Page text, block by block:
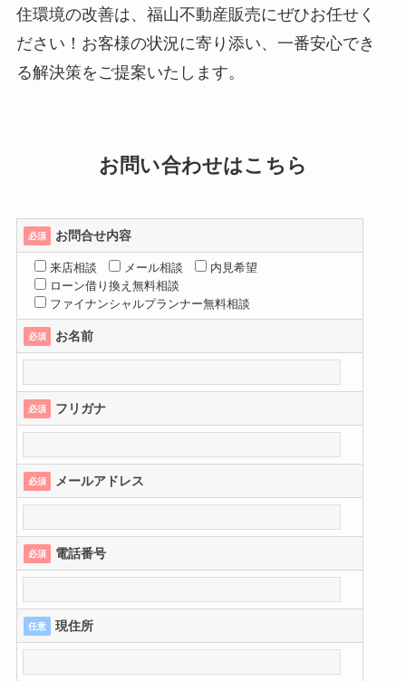
住環境の改善は、福山不動産販売にぜひお任せく
ださい！お客様の状況に寄り添い、一番安心でき
る解決策をご提案いたします。
お問い合わせはこちら
必須 お問合せ内容
来店相談 メール相談
内見希望
ローン借り換え無料相談
ファイナンシャルプランナー無料相談
必須 お名前
必須 フリガナ
必須 メールアドレス
必須 電話番号
任意 現住所